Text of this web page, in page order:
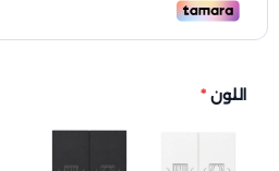
اللون *